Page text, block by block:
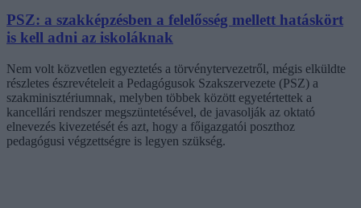
PSZ: a szakképzésben a felelősség mellett hatáskört
is kell adni az iskoláknak
Nem volt közvetlen egyeztetés a törvénytervezetről, mégis elküldte
részletes észrevételeit a Pedagógusok Szakszervezete (PSZ) a
szakminisztériumnak, melyben többek között egyetértettek a
kancellári rendszer megszüntetésével, de javasolják az oktató
elnevezés kivezetését és azt, hogy a főigazgatói poszthoz
pedagógusi végzettségre is legyen szükség.